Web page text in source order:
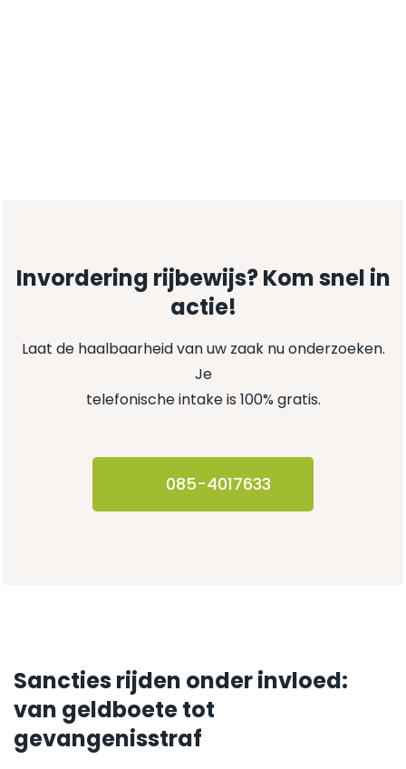
Invordering rijbewijs? Kom snel in
actie!
Laat de haalbaarheid van uw zaak nu onderzoeken.
Je
telefonische intake is 100% gratis.
085-4017633
Sancties rijden onder invloed:
van geldboete tot
gevangenisstraf